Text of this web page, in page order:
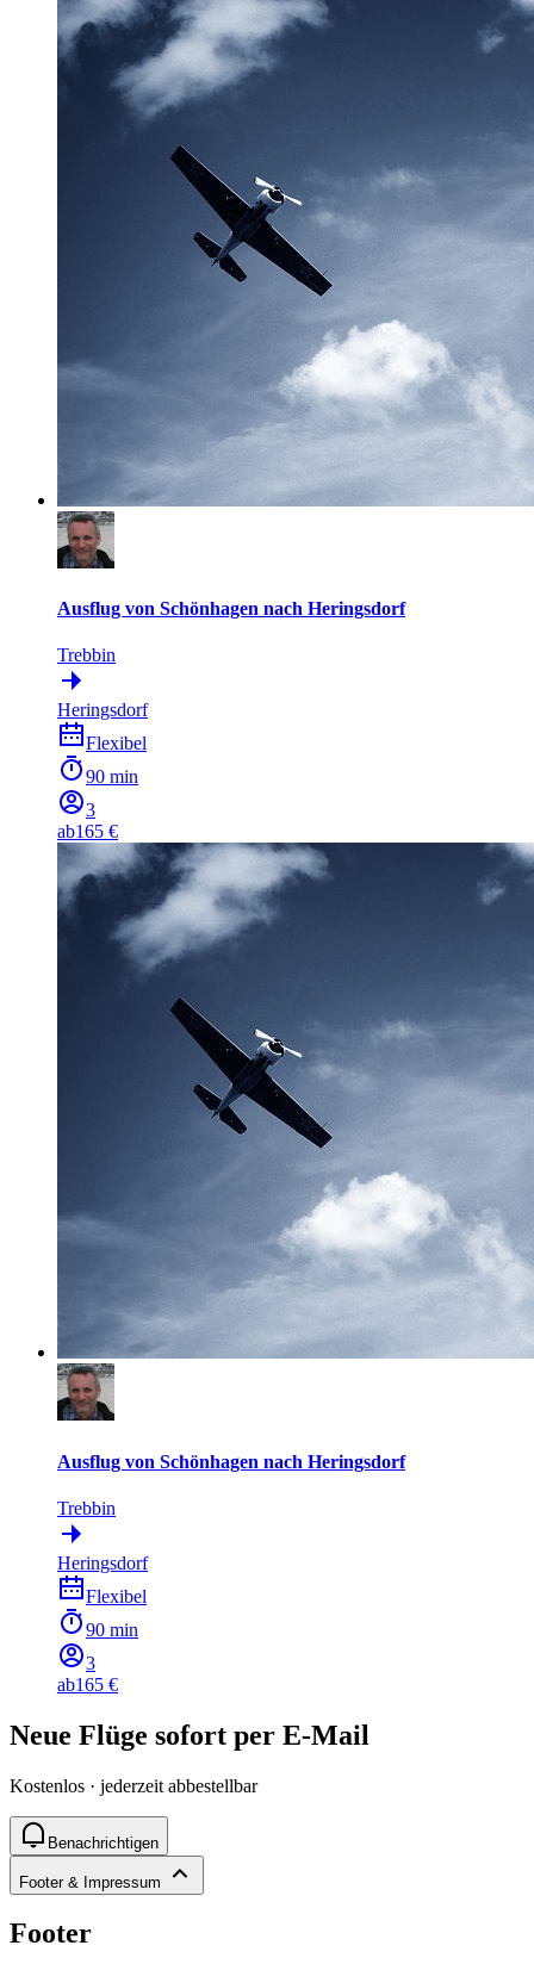
Ausflug von Schönhagen nach Heringsdorf
Trebbin
Heringsdorf
Flexibel
90 min
3
ab165 €
Ausflug von Schönhagen nach Heringsdorf
Trebbin
Heringsdorf
Flexibel
90 min
3
ab165 €
Neue Flüge sofort per E-Mail
Kostenlos · jederzeit abbestellbar
Benachrichtigen
Footer & Impressum
Footer